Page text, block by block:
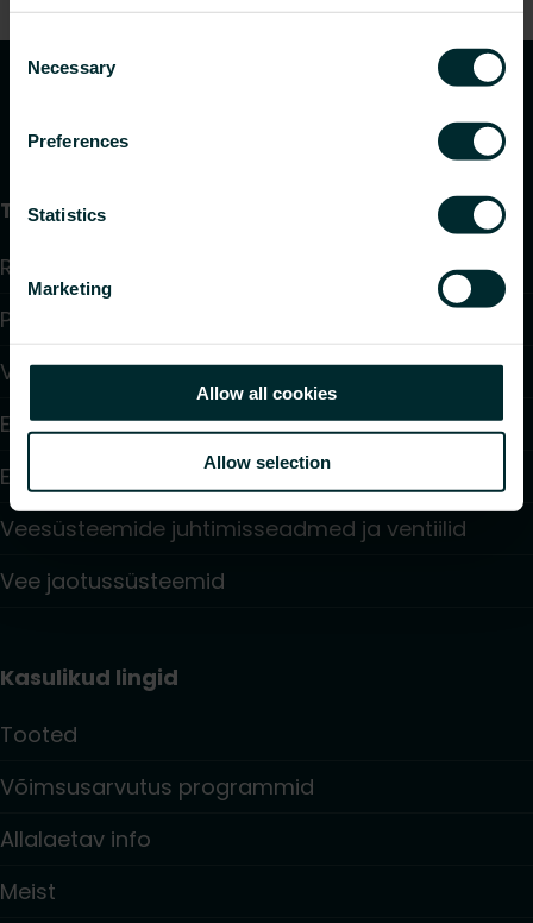
Consent
Selection
Necessary
Preferences
Statistics
Marketing
Allow all cookies
Allow selection
Tooted
Radiaatorid ja vannitoaradiaatorid
Põrandaküte ja jahutus
Ventilaatoriga konvektorid
Elektriküte
Elektroonilised juhtimisseadmed
Veesüsteemide juhtimisseadmed ja ventiilid
Vee jaotussüsteemid
Kasulikud lingid
Tooted
Võimsusarvutus programmid
Allalaetav info
Meist